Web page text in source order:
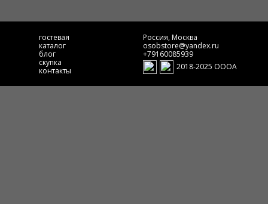
гостевая
каталог
блог
скупка
контакты
Россия, Москва
osobstore@yandex.ru
+79160085939
2018-2025 ОООА